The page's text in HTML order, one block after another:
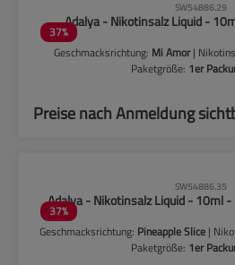
37%
SW54886.29
Adalya - Nikotinsalz Liquid -
Geschmacksrichtung: Mi Amor|
Paketgröße: 1er
Preise nach Anmeldung
37%
SW54886.35
Adalya - Nikotinsalz Liquid - 10ml
Geschmacksrichtung: Pineapple Slice |
Paketgröße: 1er